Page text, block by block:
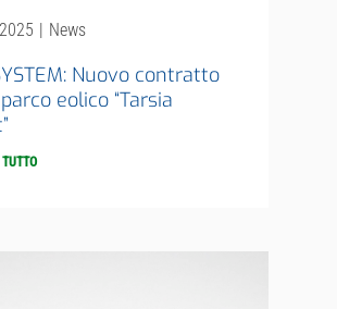
News
Nuovo contratto
eolico “Tarsia
TUTTO